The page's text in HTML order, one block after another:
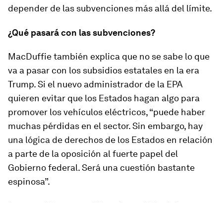
depender de las subvenciones más allá del límite.
¿Qué pasará con las subvenciones?
MacDuffie también explica que no se sabe lo que
va a pasar con los subsidios estatales en la era
Trump. Si el nuevo administrador de la EPA
quieren evitar que los Estados hagan algo para
promover los vehículos eléctricos, “puede haber
muchas pérdidas en el sector. Sin embargo, hay
una lógica de derechos de los Estados en relación
a parte de la oposición al fuerte papel del
Gobierno federal. Será una cuestión bastante
espinosa”.